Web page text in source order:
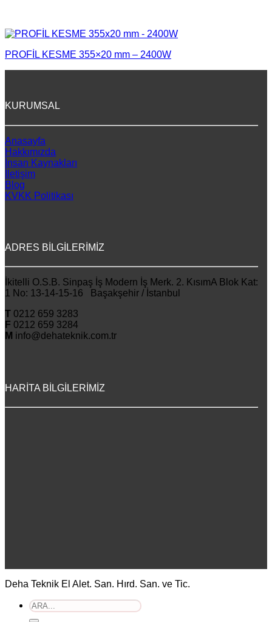
PROFİL KESME 355×20 mm – 2400W
KURUMSAL
Anasayfa
Hakkımızda
İnsan Kaynakları
İletişim
Blog
KVKK Politikası
ADRES BİLGİLERİMİZ
İkitelli O.S.B. Sinpaş İş Modern İş Merk. 2. KısımA Blok Kat:
1 No: 13-14-15-16 Başakşehir / İstanbul
T 0212 659 3283
F 0212 659 3284
M info@dehateknik.com.tr
HARİTA BİLGİLERİMİZ
Deha Teknik El Alet. San. Hırd. San. ve Tic.
Ara: